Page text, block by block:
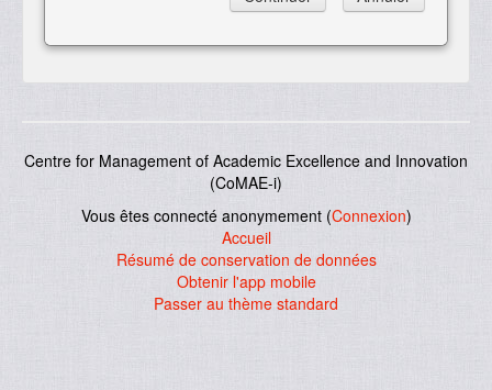
Centre for Management of Academic Excellence and Innovation
(CoMAE-i)
Vous êtes connecté anonymement (Connexion)
Accueil
Résumé de conservation de données
Obtenir l'app mobile
Passer au thème standard